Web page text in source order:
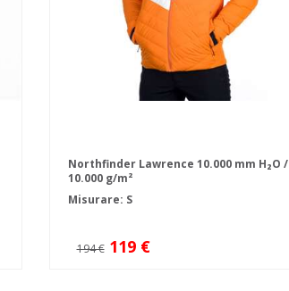
Northfinder Lawrence 10.000 mm H₂O /
10.000 g/m²
Misurare: S
194 € 119 €